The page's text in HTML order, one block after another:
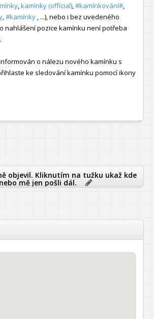
kamínky (official) #kamínkování#
#kamínky , ...), nebo i bez uvedeného
nahlášení pozice kamínku není potřeba
o nálezu nového kamínku s
ke sledování kamínku pomocí ikony
objevil. Kliknutím na tužku ukaž kde
mě jen pošli dál.